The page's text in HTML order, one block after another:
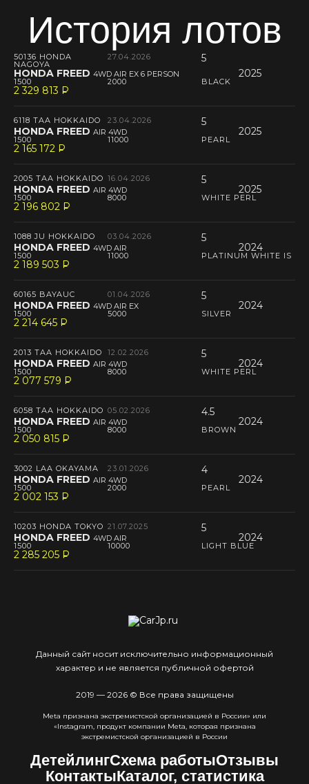
История лотов
50136 HONDA
NAGOYA
27.04.2026
5
HONDA FREED 4WD AIR EX 6 PERSON 2025
1500 2000 BLACK
2 329 813 P
--
6118 TAA HOKKAIDO 23.04.2026 5
HONDA FREED AIR 4WD 2025
1500 11000 PEARL
2 165 172 P
--
2005 TAA HOKKAIDO 16.04.2026 5
HONDA FREED AIR 4WD 2025
1500 8000 WHITE PERL
2 196 802 P
--
1088 JU HOKKAIDO 03.04.2026 5
HONDA FREED 4WD AIR 2024
1500 11000 PLATINUM WHITE IS
2 189 503 P
--
60165 BAYAUC 01.04.2026 5
HONDA FREED 4WD AIR EX 2024
1500 5000 SILVER
2 214 645 P
--
2013 TAA HOKKAIDO 12.02.2026 5
HONDA FREED AIR 4WD 2024
1500 8000 WHITE PERL
2 077 579 P
--
6058 TAA HOKKAIDO 05.02.2026 4.5
HONDA FREED AIR 4WD 2024
1500 8000 BROWN
2 050 815 P
--
3002 LAA OKAYAMA 23.01.2026 4
HONDA FREED AIR 4WD 2024
1500 2000 PEARL
2 002 153 P
--
10203 HONDA TOKYO 21.07.2025 5
HONDA FREED 4WD AIR 2024
1500 10000 LIGHT BLUE
2 285 205 P
--
Данный сайт носит исключительно информационный
характер и не является публичной офертой
2019 — 2026 © Все права защищены
Meta признана экстремистcкой организацией в России» или
«Instagram, продукт компании Meta, которая признана
экстремистской организацией в России
ДетейлингСхема работыОтзывы
КонтактыКаталог, статистика